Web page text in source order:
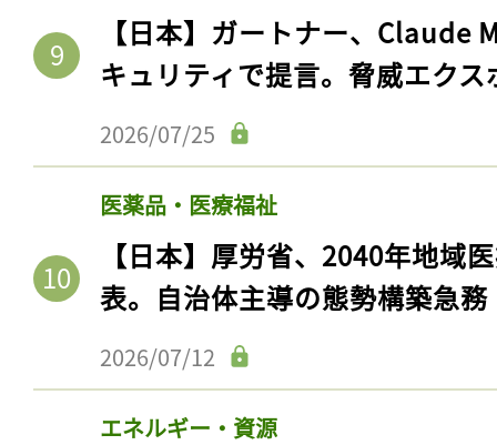
【日本】ガートナー、Claude
キュリティで提言。脅威エク
2026/07/25
医薬品・医療福祉
【日本】厚労省、2040年地域
表。自治体主導の態勢構築急務
2026/07/12
エネルギー・資源